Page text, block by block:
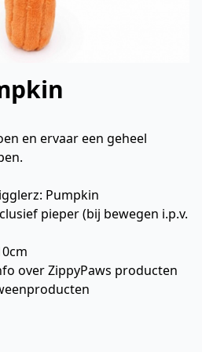
en ervaar een geheel
Pumpkin
pieper (bij bewegen i.p.v.
over ZippyPaws producten